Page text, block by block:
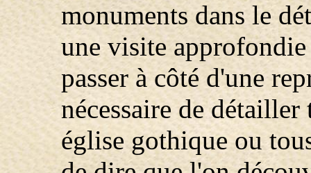
monuments dans le
une visite approfondie
passer à côté d'une
nécessaire de
église gothique ou